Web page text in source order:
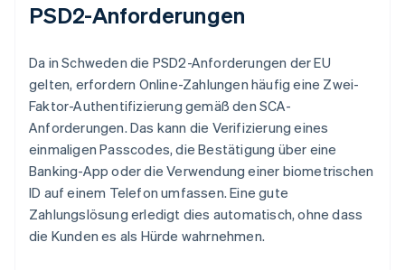
PSD2-Anforderungen
Da in Schweden die PSD2-Anforderungen der EU
gelten, erfordern Online-Zahlungen häufig eine Zwei-
Faktor-Authentifizierung gemäß den SCA-
Anforderungen. Das kann die Verifizierung eines
einmaligen Passcodes, die Bestätigung über eine
Banking-App oder die Verwendung einer biometrischen
ID auf einem Telefon umfassen. Eine gute
Zahlungslösung erledigt dies automatisch, ohne dass
die Kunden es als Hürde wahrnehmen.